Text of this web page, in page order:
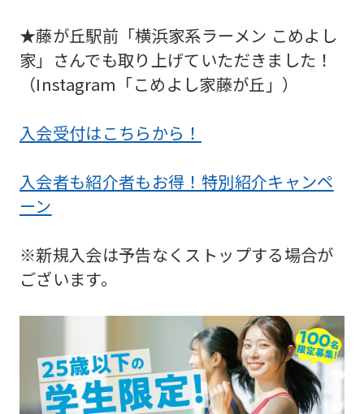
★藤が丘駅前「横浜家系ラーメン こめよし
家」さんでも取り上げていただきました！
（Instagram「こめよし家藤が丘」）
入会受付はこちらから！
入会者も紹介者もお得！特別紹介キャンペ
ーン
※新規入会は予告なくストップする場合が
ございます。